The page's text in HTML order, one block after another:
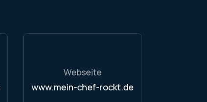
Webseite
www.mein-chef-rockt.de